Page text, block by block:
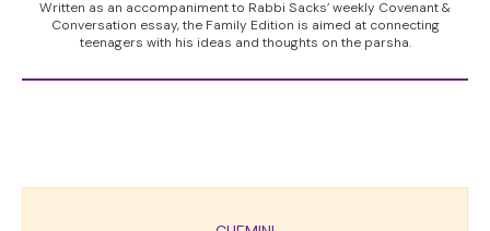
Written as an accompaniment to Rabbi Sacks’ weekly Covenant &
Conversation essay, the Family Edition is aimed at connecting
teenagers with his ideas and thoughts on the parsha.